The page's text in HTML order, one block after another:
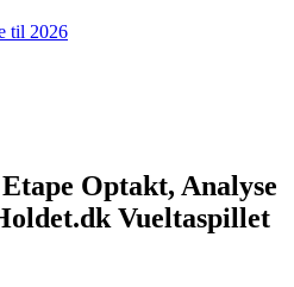
til 2026
Optakt, Analyse
Vueltaspillet